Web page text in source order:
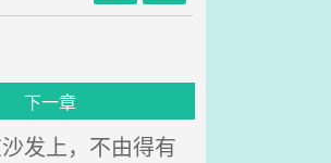
下一章
发上，不由得有